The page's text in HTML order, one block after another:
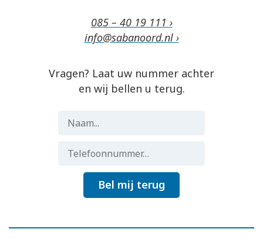
085 – 40 19 111 ›
info@sabanoord.nl ›
Vragen? Laat uw nummer achter
en wij bellen u terug.
Bel mij terug